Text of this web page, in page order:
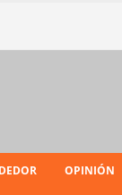
OPINIÓN